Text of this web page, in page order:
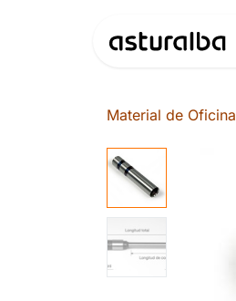
Material de Oficina